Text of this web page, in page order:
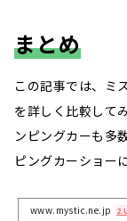
まとめ
この記事では、ミ
を詳しく比較して
ンピングカーも多
ピングカーショー
www.mystic.ne.jp 2